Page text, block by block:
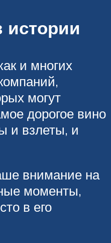
истории
и многих
могут
дорогое вино
и взлеты, и
внимание на
моменты,
в его